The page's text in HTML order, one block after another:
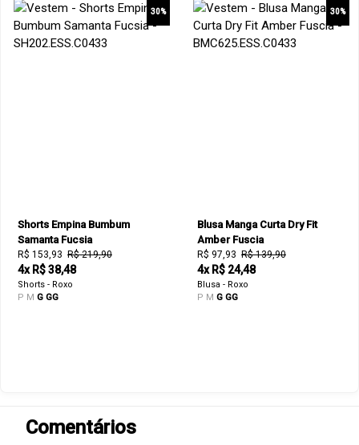
30%
Shorts Empina Bumbum
Samanta Fucsia
R$ 153,93 R$ 219,90
4x R$ 38,48
Shorts - Roxo
P M G GG
30%
Blusa Manga Curta Dry Fit
Amber Fuscia
R$ 97,93 R$ 139,90
4x R$ 24,48
Blusa - Roxo
P M G GG
Comentários